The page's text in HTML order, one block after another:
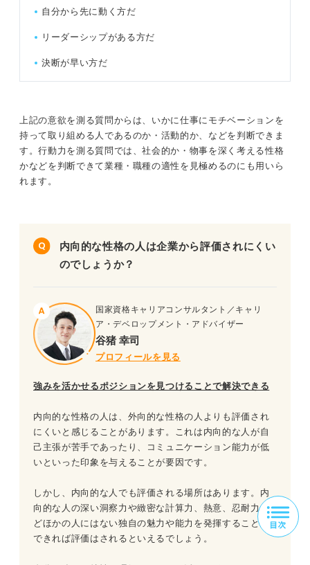
自分から先に動く方だ
リーダーシップがある方だ
決断が早い方だ
上記の意欲を測る質問からは、いかに仕事にモチベーションを
持って取り組める人であるのか・活動的か、などを判断できま
す。行動力を測る質問では、社会的か・物事を深く考える性格
かなどを判断できて業種・職種の適性を見極めるのにも用いら
れます。
内向的な性格の人は企業から評価されにくい
のでしょうか？
国家資格キャリアコンサルタント／キャリ
ア・デベロップメント・アドバイザー
谷猪 幸司
プロフィールを見る
強みを活かせるポジションを見つけることで解決できる
内向的な性格の人は、外向的な性格の人よりも評価され
にくいと感じることがあります。これは内向的な人が自
己主張が苦手であったり、コミュニケーション能力が低
いといった印象を与えることが要因です。
しかし、内向的な人でも評価される場所はあります。内
向的な人の深い洞察力や緻密な計算力、熱意、忍耐力な
どほかの人にはない独自の魅力や能力を発揮することが
できれば評価はされるといえるでしょう。